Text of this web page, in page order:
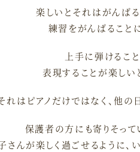
楽しいとそれはがんば
練習をがんばること
上手に弾けるこ
表現することが楽しい
れはピアノだけではなく、他の
保護者の方にも寄りそって
さんが楽しく過ごせるように、